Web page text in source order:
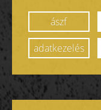
ászf
adatkezelés